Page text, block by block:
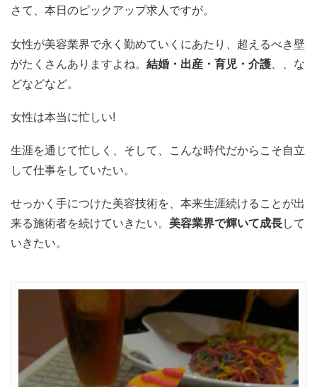
さて、本日のピックアップ求人ですが。
女性が美容業界で永く勤めていくにあたり、超えるべき壁
がたくさんありますよね。 結婚・出産・育児・介護 、、な
どなどなど。
女性は本当に忙しい!
生涯を通じて忙しく、そして、こんな時代だからこそ自立
して仕事をしていたい。
せっかく手につけた美容技術を、本来生涯続けることが出
来る施術者を続けていきたい。 美容業界で輝いて成長して
いきたい。